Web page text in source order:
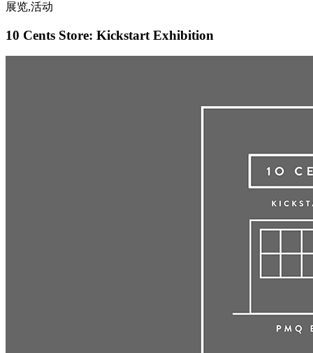
展览,活动
10 Cents Store: Kickstart Exhibition